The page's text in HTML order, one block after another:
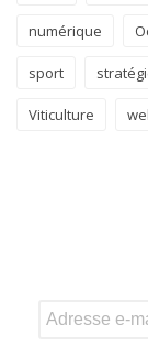
numérique
sport
Viticulture